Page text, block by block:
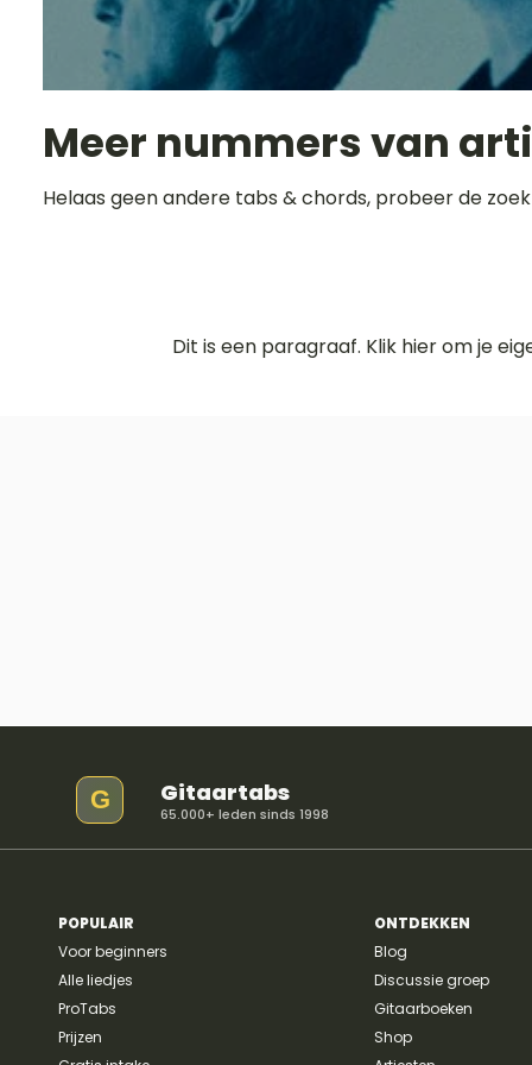
Meer nummers van
Helaas geen andere tabs & chords, probeer de
Dit is een paragraaf. Klik hier om je
G Gitaartabs
65.000+ leden sinds 1998
POPULAIR
Voor beginners
Alle liedjes
ProTabs
Prijzen
ONTDEKKEN
Blog
Discussie groep
Gitaarboeken
Shop